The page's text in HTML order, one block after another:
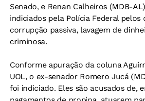
Senado, e Renan Calheiros (MDB-
indiciados pela Polícia Federal pelos
corrupção passiva, lavagem de
criminosa.
Conforme apuração da coluna
UOL, o ex-senador Romero Jucá
foi indiciado. Eles são acusados de,